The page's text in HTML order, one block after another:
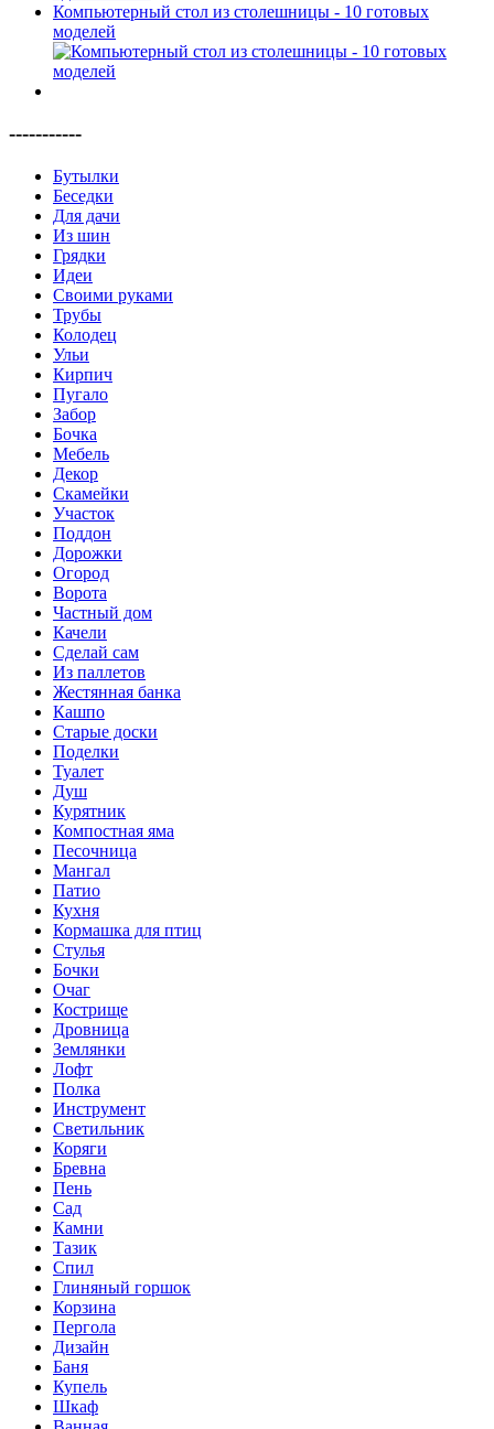
Компьютерный стол из столешницы - 10 готовых
моделей
-----------
Бутылки
Беседки
Для дачи
Из шин
Грядки
Идеи
Своими руками
Трубы
Колодец
Ульи
Кирпич
Пугало
Забор
Бочка
Мебель
Декор
Скамейки
Участок
Поддон
Дорожки
Огород
Ворота
Частный дом
Качели
Сделай сам
Из паллетов
Жестянная банка
Кашпо
Старые доски
Поделки
Туалет
Душ
Курятник
Компостная яма
Песочница
Мангал
Патио
Кухня
Кормашка для птиц
Стулья
Бочки
Очаг
Кострище
Дровница
Землянки
Лофт
Полка
Инструмент
Светильник
Коряги
Бревна
Пень
Сад
Камни
Тазик
Спил
Глиняный горшок
Корзина
Пергола
Дизайн
Баня
Купель
Шкаф